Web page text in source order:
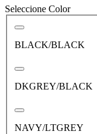
Seleccione Color
BLACK/BLACK
DKGREY/BLACK
NAVY/LTGREY